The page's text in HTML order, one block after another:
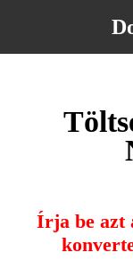
Írja be azt